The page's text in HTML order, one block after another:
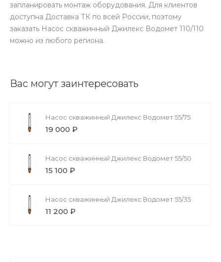
запланировать монтаж оборудования. Для клиентов
доступна Доставка ТК по всей России, поэтому
заказать Насос скважинный Джилекс Водомет 110/110
можно из любого региона.
Вас могут заинтересовать
Насос скважинный Джилекс Водомет 55/75
19 000 ₽
Насос скважинный Джилекс Водомет 55/50
15 100 ₽
Насос скважинный Джилекс Водомет 55/35
11 200 ₽